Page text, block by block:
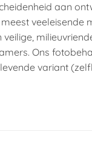
aan
veeleisende
Ons
variant